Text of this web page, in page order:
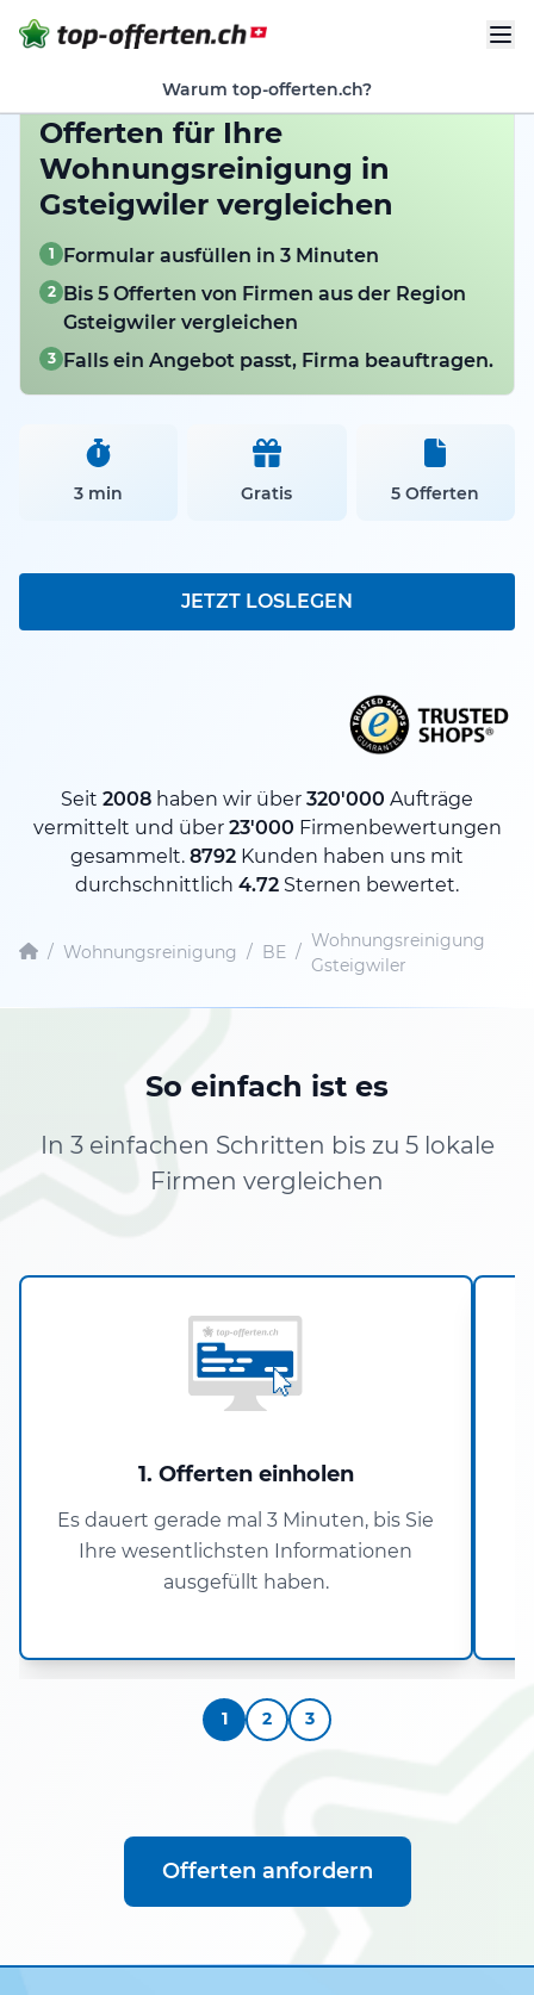
Warum top-offerten.ch?
Offerten für Ihre
Wohnungsreinigung in
Gsteigwiler vergleichen
1 Formular ausfüllen in 3 Minuten
2 Bis 5 Offerten von Firmen aus der Region
Gsteigwiler vergleichen
3 Falls ein Angebot passt, Firma beauftragen.
3 min Gratis 5 Offerten
JETZT LOSLEGEN
Seit 2008 haben wir über 320'000 Aufträge
vermittelt und über 23'000 Firmenbewertungen
gesammelt. 8792 Kunden haben uns mit
durchschnittlich 4.72 Sternen bewertet.
/ Wohnungsreinigung / BE /
Wohnungsreinigung
Gsteigwiler
So einfach ist es
In 3 einfachen Schritten bis zu 5 lokale
Firmen vergleichen
1. Offerten einholen
Es dauert gerade mal 3 Minuten, bis Sie
Ihre wesentlichsten Informationen
ausgefüllt haben.
1 2 3
Offerten anfordern